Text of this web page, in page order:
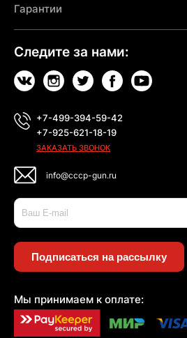
Гарантии
Следите за нами:
+7-499-394-59-42
+7-925-621-18-19
ЗАКАЗАТЬ ЗВОНОК
info@cccp-gun.ru
Подписаться на рассылку
Мы принимаем к оплате: